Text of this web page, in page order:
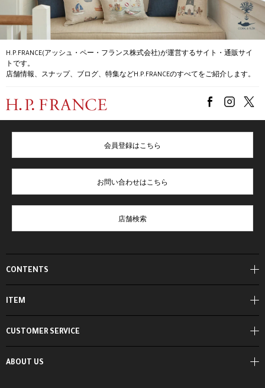
H.P.FRANCE(アッシュ・ペー・フランス株式会社)が運営するサイト・通販サイ
トです。
店舗情報、スナップ、ブログ、特集などH.P.FRANCEのすべてをご紹介します。
CONTENTS
ITEM
ABOUT US
会員登録はこちら
お問い合わせはこちら
店舗検索
CUSTOMER SERVICE